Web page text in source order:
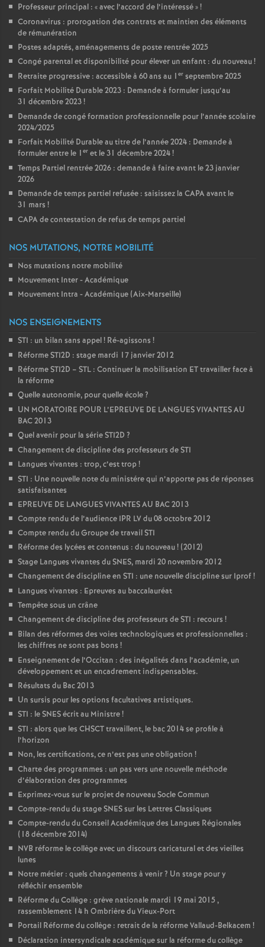
Professeur principal : «avec l’accord de l’intéressé»!
Coronavirus : prorogation des contrats et maintien des éléments
de rémunération
Postes adaptés, aménagements de poste rentrée 2025
Congé parental et disponibilité pour élever un enfant : du nouveau!
Retraite progressive : accessible à 60 ans au 1 er septembre 2025
Forfait Mobilité Durable 2023 : Demande à formuler jusqu’au
31 décembre 2023!
Demande de congé formation professionnelle pour l’année scolaire
2024/2025
Forfait Mobilité Durable au titre de l’année 2024 : Demande à
formuler entre le 1 er et le 31 décembre 2024!
Temps Partiel rentrée 2026 : demande à faire avant le 23 janvier
2026
Demande de temps partiel refusée : saisissez la CAPA avant le
31 mars !
CAPA de contestation de refus de temps partiel
NOS MUTATIONS, NOTRE MOBILITÉ
Nos mutations notre mobilité
Mouvement Inter - Académique
Mouvement Intra - Académique (Aix-Marseille)
NOS ENSEIGNEMENTS
STI : un bilan sans appel! Ré-agissons !
Réforme STI2D : stage mardi 17 janvier 2012
Réforme STI2D – STL : Continuer la mobilisation ET travailler face à
la réforme
Quelle autonomie, pour quelle école?
UN MORATOIRE POUR L’EPREUVE DE LANGUES VIVANTES AU
BAC 2013
Quel avenir pour la série STI2D ?
Changement de discipline des professeurs de STI
Langues vivantes : trop, c’est trop!
STI : Une nouvelle note du ministére qui n’apporte pas de réponses
satisfaisantes
EPREUVE DE LANGUES VIVANTES AU BAC 2013
Compte rendu de l’audience IPR LV du 08 octobre 2012
Compte rendu du Groupe de travail STI
Réforme des lycées et contenus : du nouveau! (2012)
Stage Langues vivantes du SNES, mardi 20 novembre 2012
Changement de discipline en STI : une nouvelle discipline sur Iprof!
Langues vivantes : Epreuves au baccalauréat
Tempête sous un crâne
Changement de discipline des professeurs de STI : recours !
Bilan des réformes des voies technologiques et professionnelles :
les chiffres ne sont pas bons !
Enseignement de l’Occitan : des inégalités dans l’académie, un
développement et un encadrement indispensables.
Résultats du Bac 2013
Un sursis pour les options facultatives artistiques.
STI : le SNES écrit au Ministre!
STI : alors que les CHSCT travaillent, le bac 2014 se profile à
l’horizon
Non, les certifications, ce n’est pas une obligation !
Charte des programmes : un pas vers une nouvelle méthode
d’élaboration des programmes
Exprimez-vous sur le projet de nouveau Socle Commun
Compte-rendu du stage SNES sur les Lettres Classiques
Compte-rendu du Conseil Académique des Langues Régionales
(18 décembre 2014)
NVB réforme le collège avec un discours caricatural et des vieilles
lunes
Notre métier : quels changements à venir? Un stage pour y
réfléchir ensemble
Réforme du Collège : grève nationale mardi 19 mai 2015 ,
rassemblement 14 h Ombrière du Vieux-Port
Portail Réforme du collège : retrait de la réforme Vallaud-Belkacem !
Déclaration intersyndicale académique sur la réforme du collège